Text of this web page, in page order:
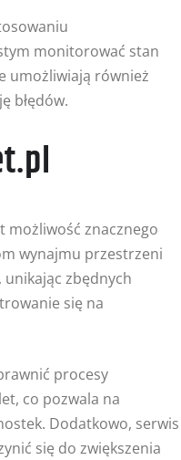
monitorować stan
umożliwiają również
błędów.
możliwość znacznego
wynajmu przestrzeni
zbędnych
się na
procesy
co pozwala na
Dodatkowo, serwis
się do zwiększenia